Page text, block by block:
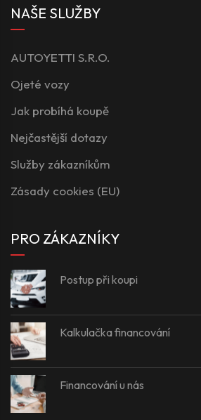
NAŠE SLUŽBY
AUTOYETTI S.R.O.
Ojeté vozy
Jak probíhá koupě
Nejčastější dotazy
Služby zákazníkům
Zásady cookies (EU)
PRO ZÁKAZNÍKY
Postup při koupi
Kalkulačka financování
Financování u nás